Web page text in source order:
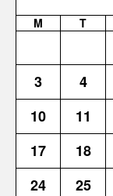
M T
3
4
10
11
17
18
24
25